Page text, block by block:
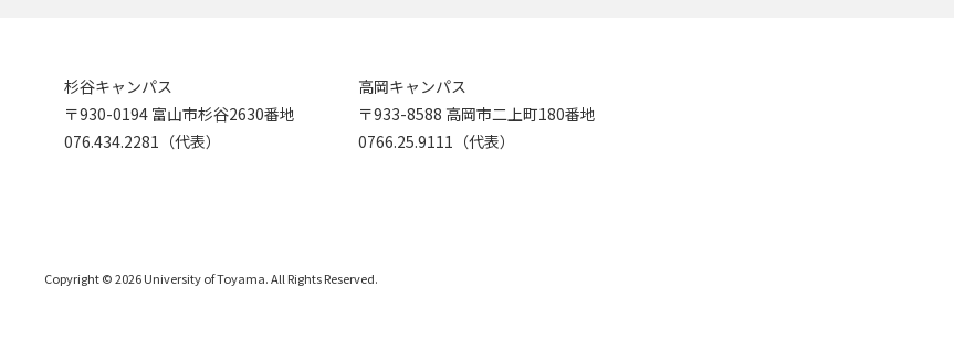
杉谷キャンパス
〒930-0194 富山市杉谷2630番地
076.434.2281（代表）
高岡キャンパス
〒933-8588 高岡市二上町180番地
0766.25.9111（代表）
Copyright © 2026 University of Toyama. All Rights Reserved.